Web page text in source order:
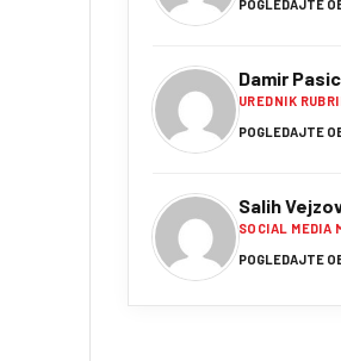
POGLEDAJTE
Damir Pasic
UREDNIK
POGLEDAJTE
Salih
SOCIAL MEDIA
POGLEDAJTE